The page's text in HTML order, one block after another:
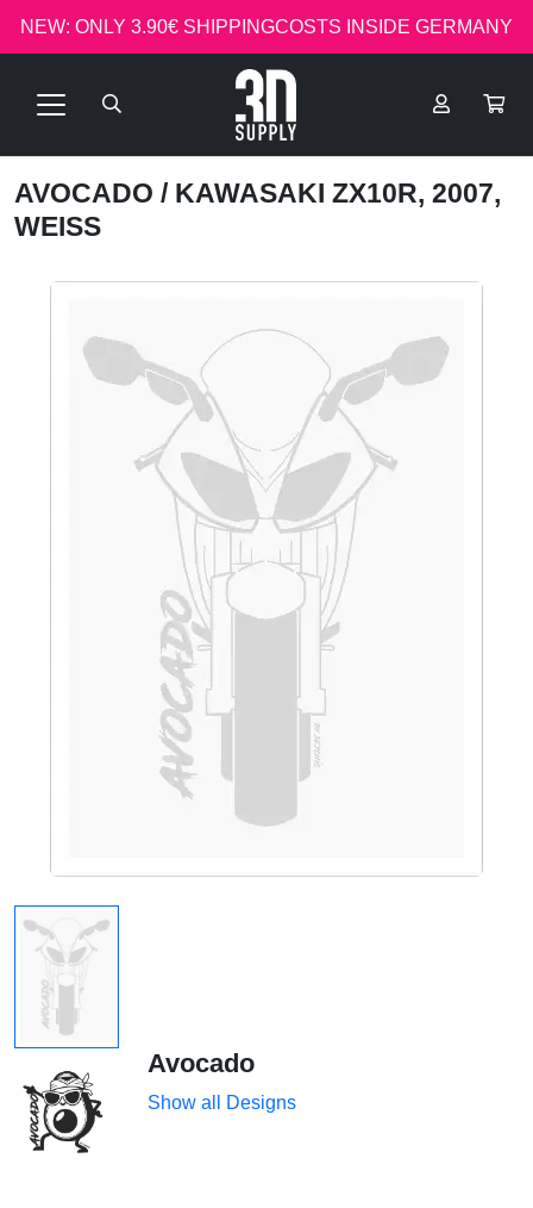
NEW: ONLY 3.90€ SHIPPINGCOSTS INSIDE GERMANY
AVOCADO / KAWASAKI ZX10R, 2007,
WEISS
Avocado
Show all Designs